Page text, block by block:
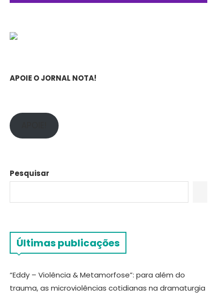
APOIE O JORNAL NOTA!
Pesquisar
Últimas publicações
“Eddy – Violência & Metamorfose”: para além do
trauma, as microviolências cotidianas na dramaturgia